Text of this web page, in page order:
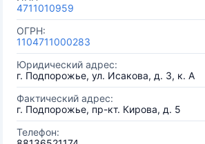
4711010959
ОГРН:
1104711000283
Юридический адрес:
г. Подпорожье, ул. Исакова, д. 3, к. А
Фактический адрес:
г. Подпорожье, пр-кт. Кирова, д. 5
Телефон: